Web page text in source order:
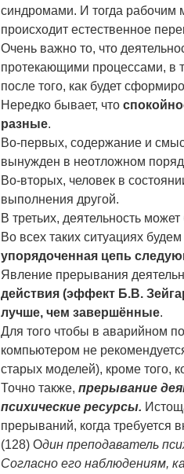
синдромами. И тогда рабочим
происходит естественное
Очень важно то, что
протекающими процессами, в
после того, как будет
Нередко бывает, что
разные.
Во-первых, содержание и
вынужден в неотложном
Во-вторых, человек в
выполнения другой.
В третьих, деятельность
Во всех таких ситуациях
упорядоченная цепь
Явление прерывания
действия (эффект Б.В.
лучше, чем завершённые.
Для того чтобы в аварийном
компьютером не
старых моделей), кроме того,
Точно также, прерывание
психические ресурсы.
прерываний, когда требуется
(128) Один преподаватель
Согласно его наблюдениям,